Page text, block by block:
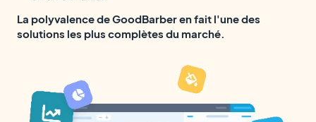
La polyvalence de GoodBarber en fait l'une des
solutions les plus complètes du marché.